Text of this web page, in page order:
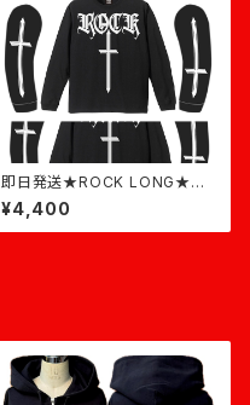
即日発送★ROCK LONG★黒
×白
¥4,400